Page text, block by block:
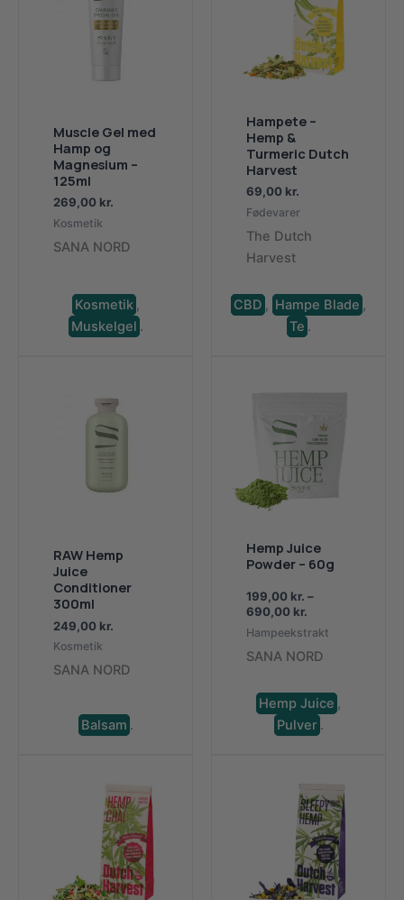
Muscle Gel med
Hamp og
Magnesium –
125ml
269,00 kr.
Kosmetik
SANA NORD
Kosmetik ,
Muskelgel .
Hampete –
Hemp &
Turmeric Dutch
Harvest
69,00 kr.
Fødevarer
The Dutch
Harvest
CBD , Hampe Blade ,
Te .
RAW Hemp
Juice
Conditioner
300ml
249,00 kr.
Kosmetik
SANA NORD
Balsam .
Hemp Juice
Powder – 60g
199,00 kr. –
690,00 kr.Prisinterval:
199,00 kr.
til
690,00 kr.
Hampeekstrakt
SANA NORD
Hemp Juice ,
Pulver .